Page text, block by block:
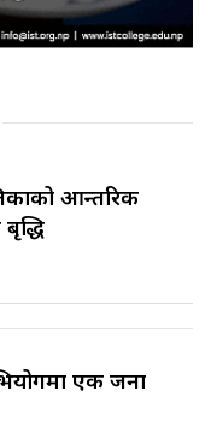
आन्तरिक
एक जना